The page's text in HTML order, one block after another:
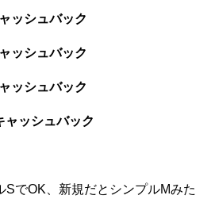
ッシュバック
ッシュバック
ッシュバック
ャッシュバック
でOK、新規だとシンプルMみた